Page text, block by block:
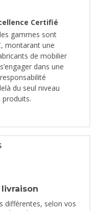
Certifié
gammes sont
montarant une
de mobilier
dans une
du seul niveau
produits.
différentes, selon vos